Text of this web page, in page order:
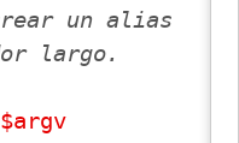
un alias
largo.
$argv